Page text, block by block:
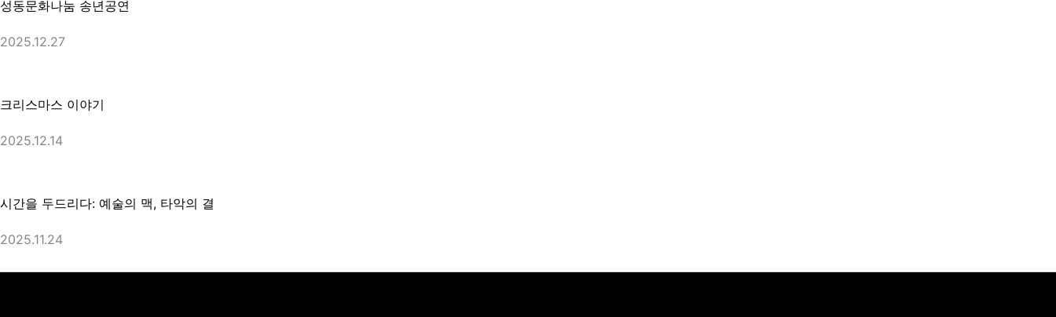
성동문화나눔 송년공연
2025.12.27
크리스마스 이야기
2025.12.14
시간을 두드리다: 예술의 맥, 타악의 결
2025.11.24